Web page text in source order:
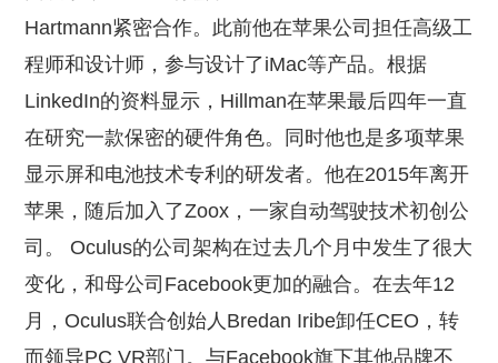
Hartmann紧密合作。此前他在苹果公司担任高级工
程师和设计师，参与设计了iMac等产品。根据
LinkedIn的资料显示，Hillman在苹果最后四年一直
在研究一款保密的硬件角色。同时他也是多项苹果
显示屏和电池技术专利的研发者。他在2015年离开
苹果，随后加入了Zoox，一家自动驾驶技术初创公
司。 Oculus的公司架构在过去几个月中发生了很大
变化，和母公司Facebook更加的融合。在去年12
月，Oculus联合创始人Bredan Iribe卸任CEO，转
而领导PC VR部门。与Facebook旗下其他品牌不